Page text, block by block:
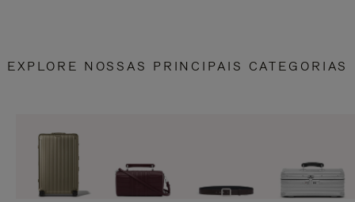
EXPLORE NOSSAS PRINCIPAIS CATEGORIAS